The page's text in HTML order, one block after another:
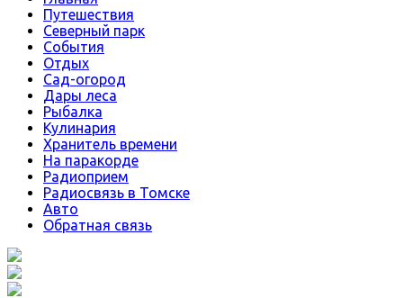
Путешествия
Северный парк
События
Отдых
Сад-огород
Дары леса
Рыбалка
Кулинария
Хранитель времени
На паракорде
Радиоприем
Радиосвязь в Томске
Авто
Обратная связь